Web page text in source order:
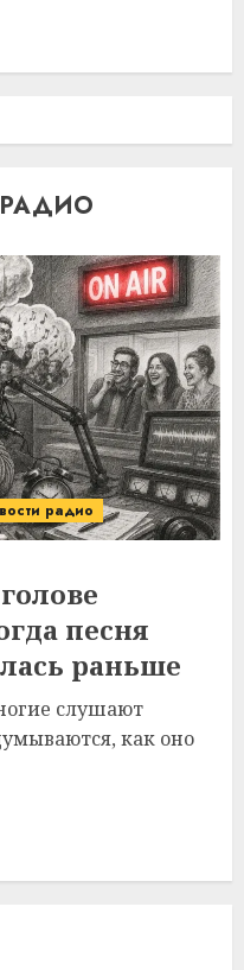
радио
песня
раньше
слушают
как оно